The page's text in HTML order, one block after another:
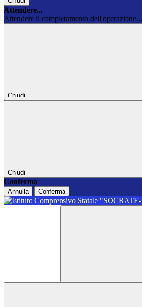
Attendere...
Attendere il completamento dell'operazione...
Chiudi
Chiudi
Conferma
Annulla Conferma